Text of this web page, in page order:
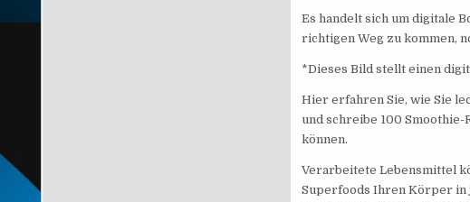
Es handelt sich um digitale
richtigen Weg zu kommen,
*Dieses Bild stellt einen
Hier erfahren Sie, wie Sie
und schreibe 100
können.
Verarbeitete Lebensmittel
Superfoods Ihren Körper